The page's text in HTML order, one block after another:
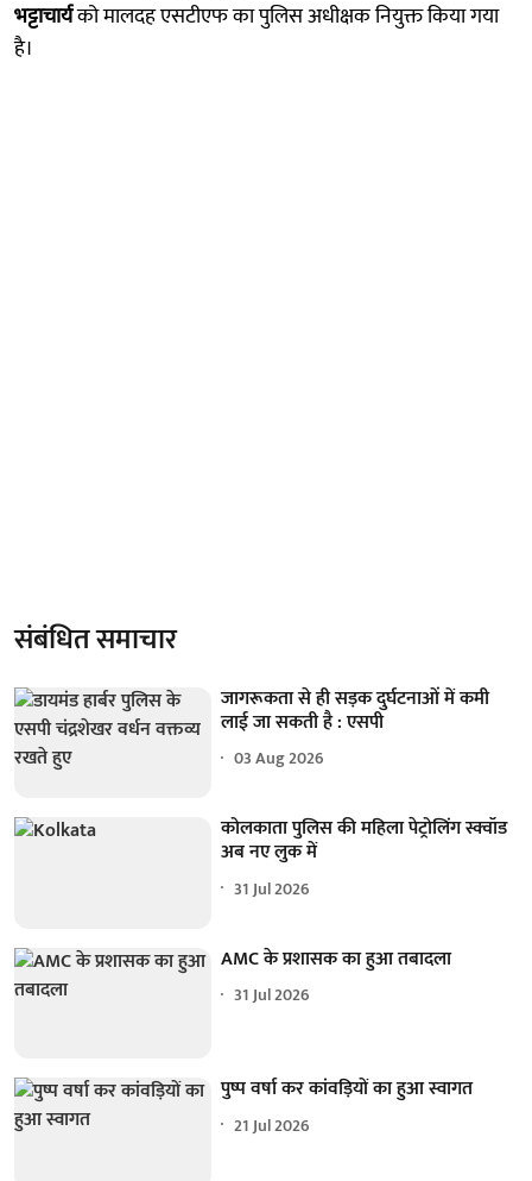
भट्टाचार्यको मालदह एसटीएफ का पुलिस अधीक्षक नियुक्त किया गया
है।
संबंधित समाचार
जागरूकता से ही सड़क दुर्घटनाओं में कमी
लाई जा सकती है : एसपी
03 Aug 2026
कोलकाता पुलिस की महिला पेट्रोलिंग स्क्वॉड
अब नए लुक में
31 Jul 2026
AMC के प्रशासक का हुआ तबादला
31 Jul 2026
पुष्प वर्षा कर कांवड़ियों का हुआ स्वागत
21 Jul 2026